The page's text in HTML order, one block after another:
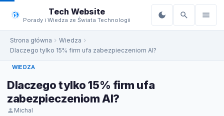
do
treści
Tech Website
Porady i Wiedza ze Świata Technologii
Strona główna
Wiedza
Dlaczego tylko 15% firm ufa zabezpieczeniom AI?
WIEDZA
Dlaczego tylko 15% firm ufa
zabezpieczeniom AI?
Michal